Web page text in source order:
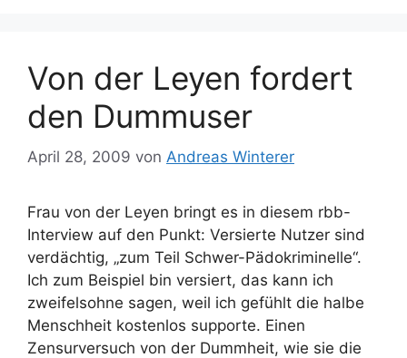
Von der Leyen fordert
den Dummuser
April 28, 2009 von Andreas Winterer
Frau von der Leyen bringt es in diesem rbb-
Interview auf den Punkt: Versierte Nutzer sind
verdächtig, „zum Teil Schwer-Pädokriminelle“.
Ich zum Beispiel bin versiert, das kann ich
zweifelsohne sagen, weil ich gefühlt die halbe
Menschheit kostenlos supporte. Einen
Zensurversuch von der Dummheit, wie sie die